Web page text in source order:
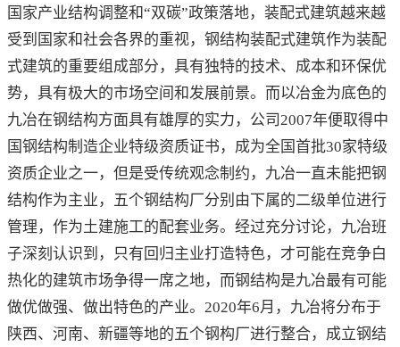
国家产业结构调整和“双碳”政策落地，装配式建筑越来越
受到国家和社会各界的重视，钢结构装配式建筑作为装配
式建筑的重要组成部分，具有独特的技术、成本和环保优
势，具有极大的市场空间和发展前景。而以冶金为底色的
九冶在钢结构方面具有雄厚的实力，公司2007年便取得中
国钢结构制造企业特级资质证书，成为全国首批30家特级
资质企业之一，但是受传统观念制约，九冶一直未能把钢
结构作为主业，五个钢结构厂分别由下属的二级单位进行
管理，作为土建施工的配套业务。经过充分讨论，九冶班
子深刻认识到，只有回归主业打造特色，才可能在竞争白
热化的建筑市场争得一席之地，而钢结构是九冶最有可能
做优做强、做出特色的产业。2020年6月，九冶将分布于
陕西、河南、新疆等地的五个钢构厂进行整合，成立钢结